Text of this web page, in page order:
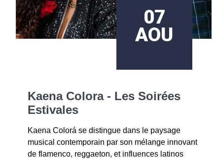
07
AOU
Kaena Colora - Les Soirées
Estivales
Kaena Colorá se distingue dans le paysage
musical contemporain par son mélange innovant
de flamenco, reggaeton, et influences latinos